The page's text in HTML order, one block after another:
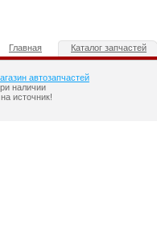
Главная Каталог запчастей
автозапчастей
наличии
источник!